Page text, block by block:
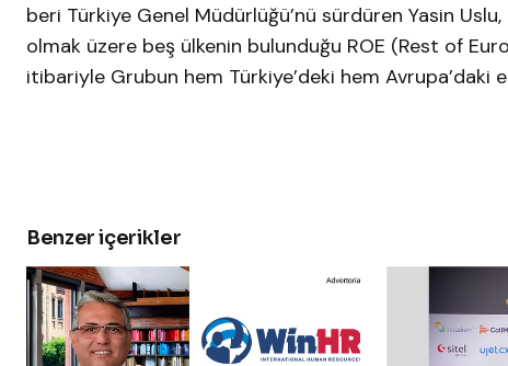
beri Türkiye Genel Müdürlüğü’nü sürdüren Yasin
olmak üzere beş ülkenin bulunduğu ROE (Rest of
itibariyle Grubun hem Türkiye’deki hem
Benzer içerikler